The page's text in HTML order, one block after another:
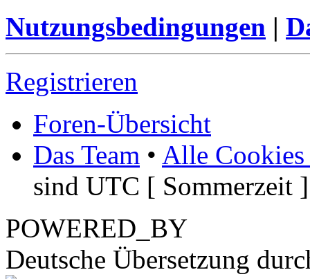
Nutzungsbedingungen |
Registrieren
Foren-Übersicht
Das Team • Alle Cookies
sind UTC [ Sommerzeit ]
POWERED_BY
Deutsche Übersetzung